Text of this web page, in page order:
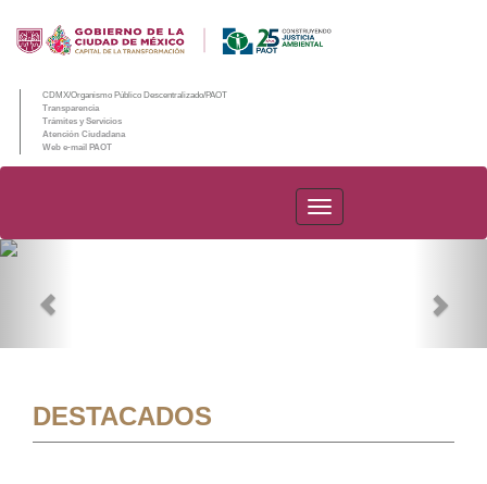
CDMX/Organismo Público Descentralizado/PAOT
Transparencia
Trámites y Servicios
Atención Ciudadana
Web e-mail PAOT
PAOT
DESTACADOS